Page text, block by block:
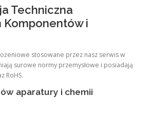
Techniczna
Komponentów i
stosowane przez nasz serwis w
surowe normy przemysłowe i posiadają
RoHS.
aparatury i chemii